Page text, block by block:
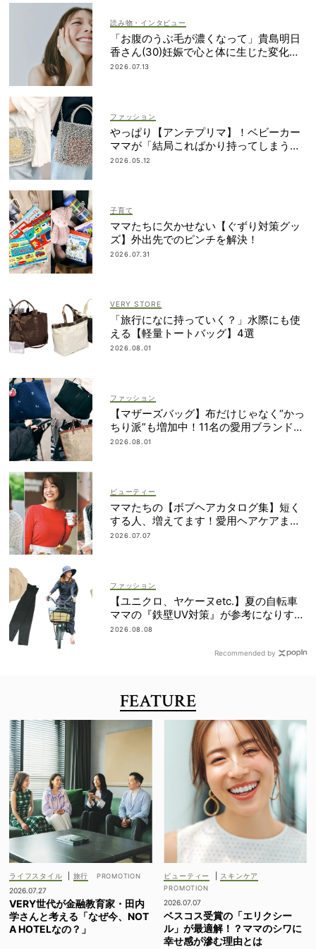
読み物・インタビュー
「お腹のうぶ毛が濃くなって」貴島明日
香さん(30)妊娠で心と体に生じた変化も
「愛しいです」
2026.07.13
ファッション
やっぱり【アンテプリマ】！ベビーカー
ママが「結局こればかり持ってしまう」
納得の理由
2026.05.12
子育て
ママたちに欠かせない【ぐずり対策グッ
ズ】外出先でのピンチを解決！
2026.07.31
VERY STORE
「旅行になに持っていく？」水際にも使
える【軽量トートバッグ】4選
2026.08.01
ファッション
【マザーズバッグ】布だけじゃなく“かっ
ちり派”も増加中！11名の愛用ブランド
は？
2026.08.01
ビューティー
ママたちの【ボブヘアカタログ集】短く
する人、増えてます！愛用ヘアケアまで
全部見せ
2026.07.07
ファッション
【ユニクロ、ヤケーヌetc.】夏の自転車
ママの『鉄壁UV対策』が参考になりすぎ
る！
2026.08.08
Recommended by
FEATURE
ライフスタイル
旅行
2026.07.27
VERY世代が金融教育家・田内
学さんと考える「なぜ今、NOT
A HOTELなの？」
ビューティー スキンケア
2026.07.07
ベスコス受賞の「エリクシー
ル」が最適解！？ママのシワに
幸せ感が滲む理由とは